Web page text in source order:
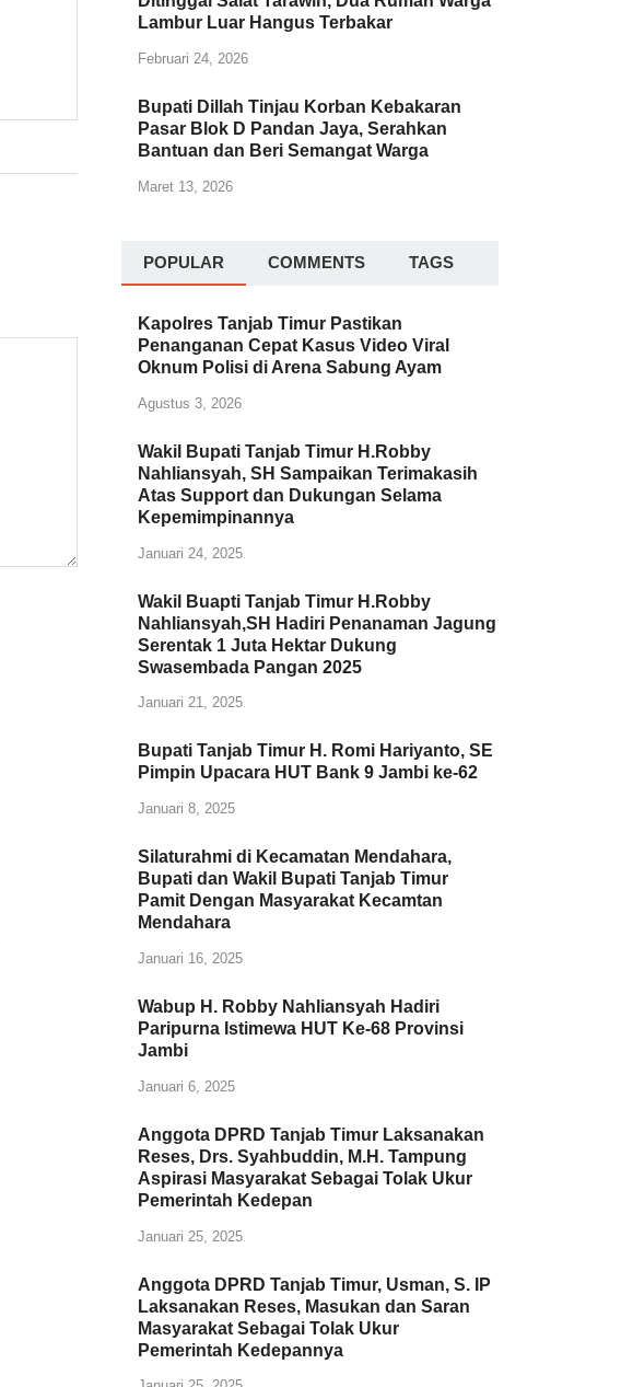
Lambur Luar Hangus Terbakar
Februari 24, 2026
Bupati Dillah Tinjau Korban Kebakaran
Pasar Blok D Pandan Jaya, Serahkan
Bantuan dan Beri Semangat Warga
Maret 13, 2026
POPULAR COMMENTS TAGS
Kapolres Tanjab Timur Pastikan
Penanganan Cepat Kasus Video Viral
Oknum Polisi di Arena Sabung Ayam
Agustus 3, 2026
Wakil Bupati Tanjab Timur H.Robby
Nahliansyah, SH Sampaikan Terimakasih
Atas Support dan Dukungan Selama
Kepemimpinannya
Januari 24, 2025
Wakil Buapti Tanjab Timur H.Robby
Nahliansyah,SH Hadiri Penanaman Jagung
Serentak 1 Juta Hektar Dukung
Swasembada Pangan 2025
Januari 21, 2025
Bupati Tanjab Timur H. Romi Hariyanto, SE
Pimpin Upacara HUT Bank 9 Jambi ke-62
Januari 8, 2025
Silaturahmi di Kecamatan Mendahara,
Bupati dan Wakil Bupati Tanjab Timur
Pamit Dengan Masyarakat Kecamtan
Mendahara
Januari 16, 2025
Wabup H. Robby Nahliansyah Hadiri
Paripurna Istimewa HUT Ke-68 Provinsi
Jambi
Januari 6, 2025
Anggota DPRD Tanjab Timur Laksanakan
Reses, Drs. Syahbuddin, M.H. Tampung
Aspirasi Masyarakat Sebagai Tolak Ukur
Pemerintah Kedepan
Januari 25, 2025
Anggota DPRD Tanjab Timur, Usman, S. IP
Laksanakan Reses, Masukan dan Saran
Masyarakat Sebagai Tolak Ukur
Pemerintah Kedepannya